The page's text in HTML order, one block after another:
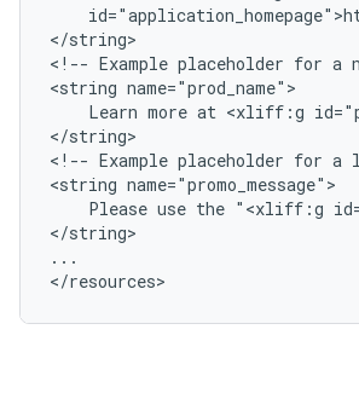
</string>
<!-- Example placeholder for a
<string
Learn more at <xliff:g
</string>
<!-- Example placeholder for a
<string
Please use the "<xliff:g
</string>
...
</resources>